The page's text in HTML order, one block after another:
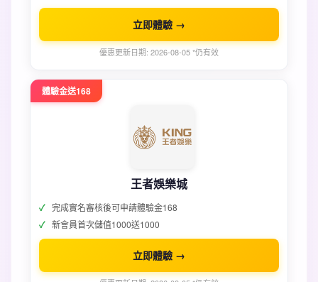
立即體驗 →
優惠更新日期: 2026-08-05 *仍有效
體驗金送168
王者娛樂城
完成實名審核後可申請體驗金168
新會員首次儲值1000送1000
立即體驗 →